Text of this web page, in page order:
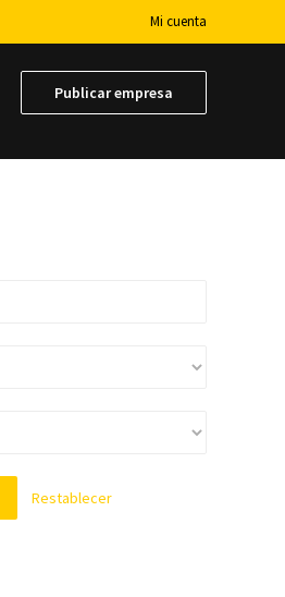
Mi cuenta
Publicar empresa
Restablecer